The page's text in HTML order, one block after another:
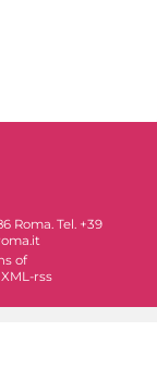
Roma. Tel. +39
of
XML-rss